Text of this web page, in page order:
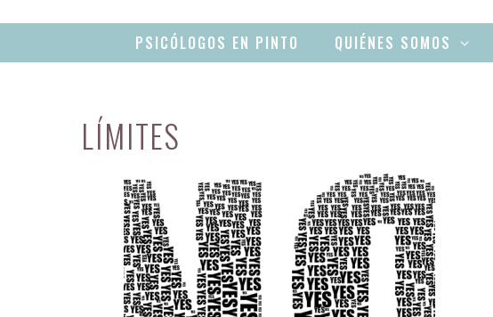
PSICÓLOGOS EN PINTO QUIÉNES SOMOS
LÍMITES